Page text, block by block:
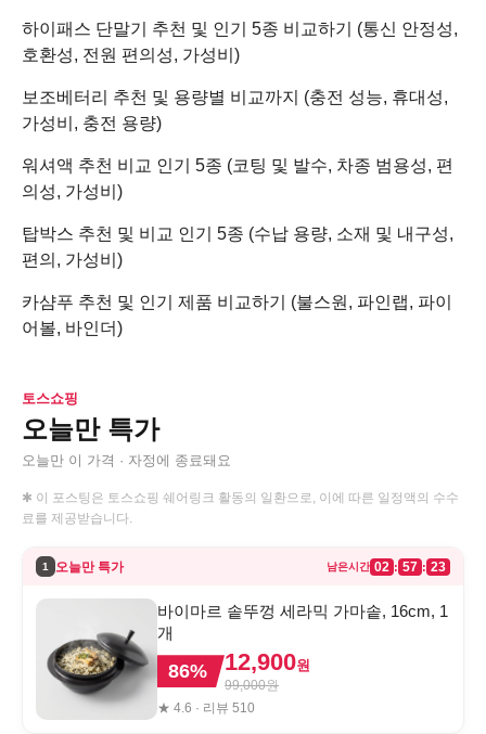
하이패스 단말기 추천 및 인기 5종 비교하기 (통신 안정성,
호환성, 전원 편의성, 가성비)
보조베터리 추천 및 용량별 비교까지 (충전 성능, 휴대성,
가성비, 충전 용량)
워셔액 추천 비교 인기 5종 (코팅 및 발수, 차종 범용성, 편
의성, 가성비)
탑박스 추천 및 비교 인기 5종 (수납 용량, 소재 및 내구성,
편의, 가성비)
카샴푸 추천 및 인기 제품 비교하기 (불스원, 파인랩, 파이
어볼, 바인더)
토스쇼핑
오늘만 특가
오늘만 이 가격 · 자정에 종료돼요
✱ 이 포스팅은 토스쇼핑 쉐어링크 활동의 일환으로, 이에 따른 일정액의 수수
료를 제공받습니다.
1 오늘만 특가 남은시간 02 : 57 : 23
바이마르 솥뚜껑 세라믹 가마솥, 16cm, 1
개
86% 12,900원
99,000원
★ 4.6 · 리뷰 510